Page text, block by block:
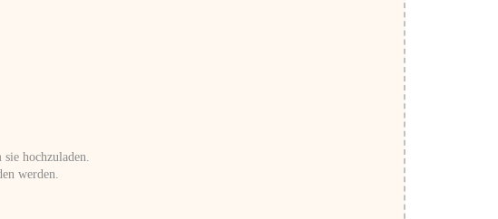
hochzuladen.
werden.